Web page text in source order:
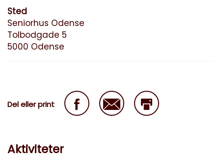
Sted
Seniorhus Odense
Tolbodgade 5
5000 Odense
Del eller print
Aktiviteter